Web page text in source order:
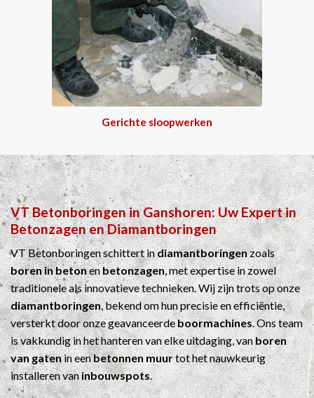
Gerichte sloopwerken
VT BetonboringeninGanshoren: Uw Expert in
BetonzagenenDiamantboringen
VT Betonboringen schittert indiamantboringenzoals
boren in betonenbetonzagen, met expertise in zowel
traditionele als innovatieve technieken. Wij zijn trots op onze
diamantboringen, bekend om hun precisie en efficiëntie,
versterkt door onze geavanceerdeboormachines. Ons team
is vakkundig in het hanteren van elke uitdaging, vanboren
van gatenin eenbetonnen muurtot het nauwkeurig
installeren vaninbouwspots.